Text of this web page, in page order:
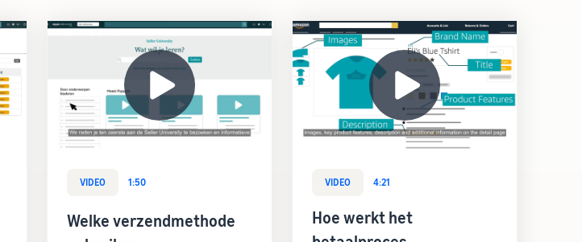
VIDEO 1:50
Welke verzendmethode
VIDEO 4:21
Hoe werkt het